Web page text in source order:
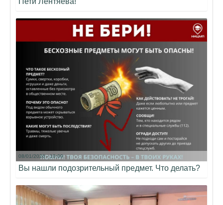
08/01/2026 - 10:09
Вы нашли подозрительный предмет. Что делать?